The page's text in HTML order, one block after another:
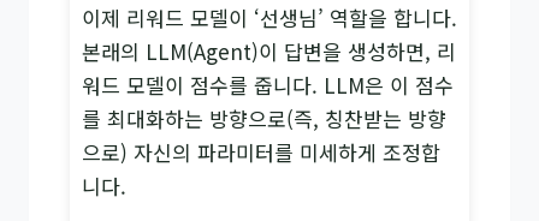
이제 리워드 모델이 ‘선생님’ 역할을 합니다.
본래의 LLM(Agent)이 답변을 생성하면, 리
워드 모델이 점수를 줍니다. LLM은 이 점수
를 최대화하는 방향으로(즉, 칭찬받는 방향
으로) 자신의 파라미터를 미세하게 조정합
니다.